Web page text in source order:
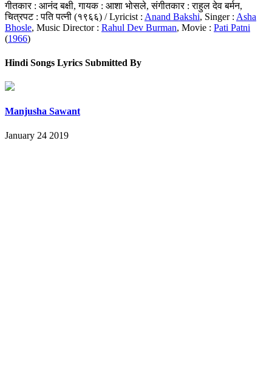
गीतकार : आनंद बक्षी, गायक : आशा भोसले, संगीतकार : राहुल देव बर्मन,
चित्रपट : पति पत्नी (१९६६) / Lyricist : Anand Bakshi, Singer : Asha
Bhosle, Music Director : Rahul Dev Burman, Movie : Pati Patni
(1966)
Hindi Songs Lyrics Submitted By
Manjusha Sawant
January 24 2019